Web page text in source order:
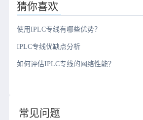
猜你喜欢
使用IPLC专线有哪些优势？
IPLC专线优缺点分析
如何评估IPLC专线的网络性能？
常见问题